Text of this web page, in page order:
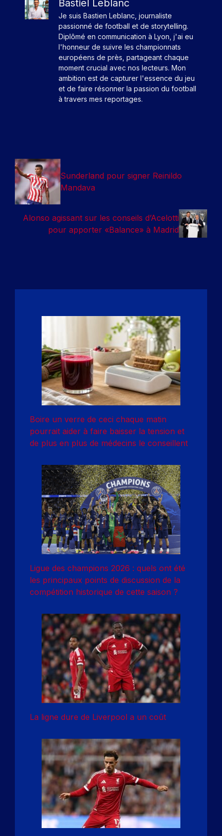
Bastiel Leblanc
Je suis Bastien Leblanc, journaliste
passionné de football et de storytelling.
Diplômé en communication à Lyon, j'ai eu
l'honneur de suivre les championnats
européens de près, partageant chaque
moment crucial avec nos lecteurs. Mon
ambition est de capturer l'essence du jeu
et de faire résonner la passion du football
à travers mes reportages.
Sunderland pour signer Reinildo
Mandava
Alonso agissant sur les conseils d’Acelotti
pour apporter «Balance» à Madrid
Boire un verre de ceci chaque matin
pourrait aider à faire baisser la tension et
de plus en plus de médecins le conseillent
Ligue des champions 2026 : quels ont été
les principaux points de discussion de la
compétition historique de cette saison ?
La ligne dure de Liverpool a un coût